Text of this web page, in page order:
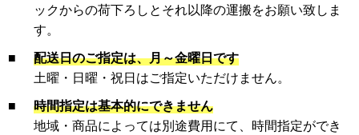
ックからの荷下ろしとそれ以降の運搬をお願い致しま
す。
■
配送日のご指定は、月～金曜日です
土曜・日曜・祝日はご指定いただけません。
■
時間指定は基本的にできません
地域・商品によっては別途費用にて、時間指定ができ